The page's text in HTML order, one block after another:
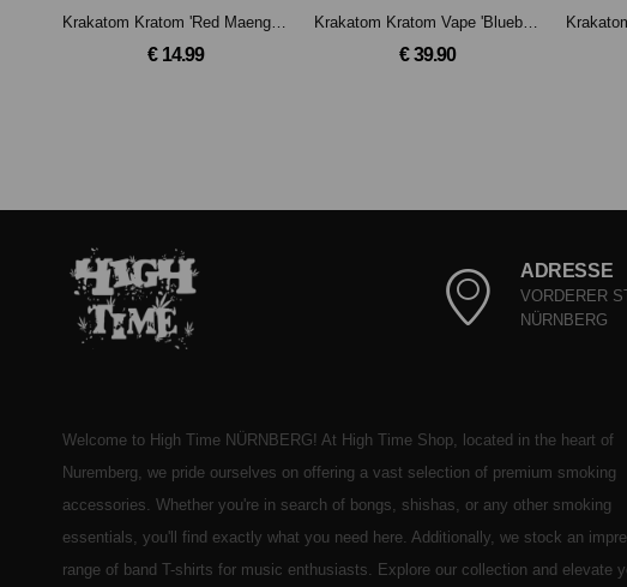
€ 14.99 € 39.90
ADRESSE
VORDERER
NÜRNBERG
Welcome to High Time NÜRNBERG! At High Time Shop, located in the heart of
Nuremberg, we pride ourselves on offering a vast selection of premium smoking
accessories. Whether you're in search of bongs, shishas, or any other smoking
essentials, you'll find exactly what you need here. Additionally, we stock an
range of band T-shirts for music enthusiasts. Explore our collection and elevate